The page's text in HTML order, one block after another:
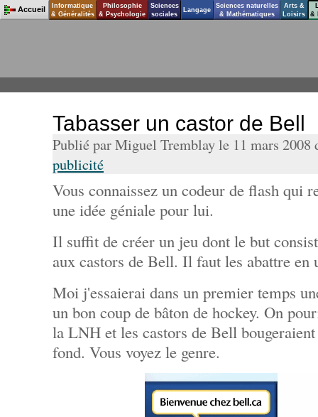
Tabasser un castor de Bell
Publié par Miguel Tremblay le 11 mars 2008
publicité
Vous connaissez un codeur de flash qui
une idée géniale pour lui.
Il suffit de créer un jeu dont le but
aux castors de Bell. Il faut les abattre en
Moi j'essaierai dans un premier temps
un bon coup de bâton de hockey. On
la LNH et les castors de Bell
fond. Vous voyez le genre.
Accueil
Informatique
& Généralités
Philosophie
& Psychologie
Sciences
sociales
Langage
Sciences naturelles
& Mathématiques
Arts &
Loisirs
&